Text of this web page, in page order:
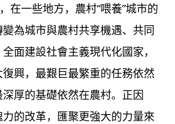
在一些地方，農村“喂養”城市的
為城市與農村共享機遇、共同
面建設社會主義現代化國家，
興，最艱巨最繁重的任務依然
厚的基礎依然在農村。正因
的改革，匯聚更強大的力量來